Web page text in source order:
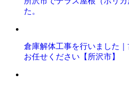
た。
倉庫解体工事を行いました
お任せください【所沢市】